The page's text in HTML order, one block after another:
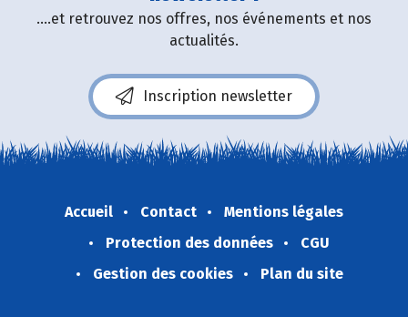
....et retrouvez nos offres, nos événements et nos
actualités.
Inscription newsletter
Accueil Contact
Mentions légales
Protection des données
CGU
Gestion des cookies
Plan du site